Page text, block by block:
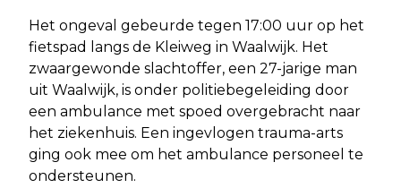
Het ongeval gebeurde tegen 17:00 uur op het
fietspad langs de Kleiweg in Waalwijk. Het
zwaargewonde slachtoffer, een 27-jarige man
uit Waalwijk, is onder politiebegeleiding door
een ambulance met spoed overgebracht naar
het ziekenhuis. Een ingevlogen trauma-arts
ging ook mee om het ambulance personeel te
ondersteunen.